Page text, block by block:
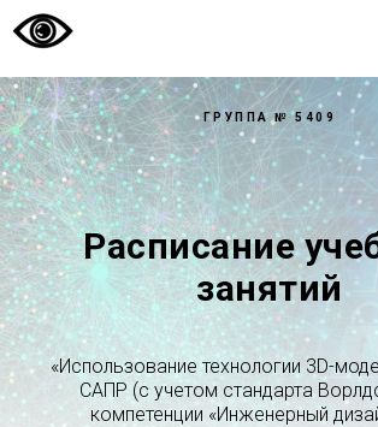
ГРУППА № 5409
Расписание
занятий
«Использование технологии 3D-
САПР (с учетом стандарта
компетенции «Инженерный